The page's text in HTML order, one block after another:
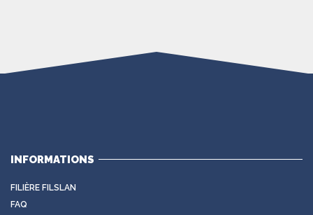
INFORMATIONS
FILIÈRE FILSLAN
FAQ